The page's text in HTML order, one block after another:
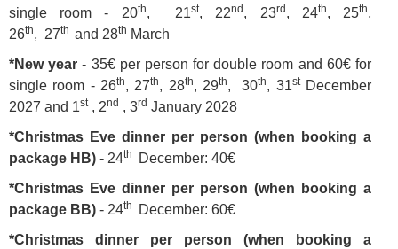
single room - 20th, 21st, 22nd, 23rd, 24th, 25th,
26th, 27th and 28th March
*New year - 35€ per person for double room and 60€ for
single room - 26th, 27th, 28th, 29th, 30th, 31stDecember
2027 and 1st, 2nd , 3rd January 2028
*Christmas Eve dinner per person (when booking a
package HB) - 24th
December: 40€
*Christmas Eve dinner per person (when booking a
package BB) - 24th
December: 60€
*Christmas dinner per person (when booking a